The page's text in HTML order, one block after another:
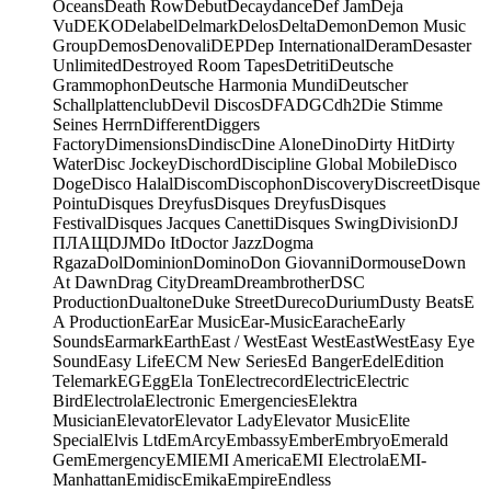
OceansDeath RowDebutDecaydanceDef JamDeja
VuDEKODelabelDelmarkDelosDeltaDemonDemon Music
GroupDemosDenovaliDEPDep InternationalDeramDesaster
UnlimitedDestroyed Room TapesDetritiDeutsche
GrammophonDeutsche Harmonia MundiDeutscher
SchallplattenclubDevil DiscosDFADGCdh2Die Stimme
Seines HerrnDifferentDiggers
FactoryDimensionsDindiscDine AloneDinoDirty HitDirty
WaterDisc JockeyDischordDiscipline Global MobileDisco
DogeDisco HalalDiscomDiscophonDiscoveryDiscreetDisque
PointuDisques DreyfusDisques DreyfusDisques
FestivalDisques Jacques CanettiDisques SwingDivisionDJ
ПЛАЩDJMDo ItDoctor JazzDogma
RgazaDolDominionDominoDon GiovanniDormouseDown
At DawnDrag CityDreamDreambrotherDSC
ProductionDualtoneDuke StreetDurecoDuriumDusty BeatsE
A ProductionEarEar MusicEar-MusicEaracheEarly
SoundsEarmarkEarthEast / WestEast WestEastWestEasy Eye
SoundEasy LifeECM New SeriesEd BangerEdelEdition
TelemarkEGEggEla TonElectrecordElectricElectric
BirdElectrolaElectronic EmergenciesElektra
MusicianElevatorElevator LadyElevator MusicElite
SpecialElvis LtdEmArcyEmbassyEmberEmbryoEmerald
GemEmergencyEMIEMI AmericaEMI ElectrolaEMI-
ManhattanEmidiscEmikaEmpireEndless